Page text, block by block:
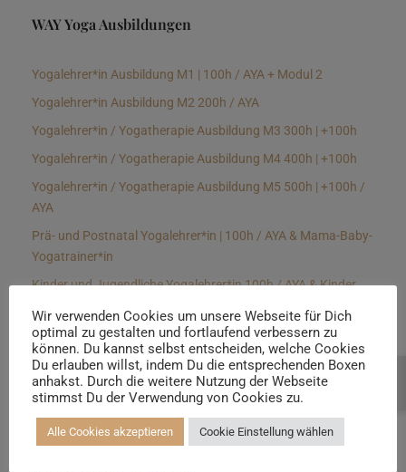
WAY Yoga Ausbildungen
Yogalehrer*in Ausbildung M1 | 100h / AYA + Modul 2
Yogalehrer*in Ausbildung M2 200h / AYA
Yogalehrer*in / Yogatherapie Ausbildung M3 300h | +100h
Yogalehrer*in / Yogatherapie Ausbildung M4 400h | +100h
Yogalehrer*in / Yogatherapie Ausbildung M5 500h | +100h /
AYA
Prä- und Postnatal Yogalehrer*in | 100h / AYA & Mama-Baby-
Yogatrainer*in
Kinder und Jugendliche Yogalehrer*in 100h / AYA & Kinder
Yin Yogalehrer*in | 100 h & Faszientrainer*in
Hormon Yogalehrer*in / Yogatherapeut*in &
Stressmanagementtrainer*in | 70h
Longevitytrainer*in
Wir verwenden Cookies um unsere Webseite für Dich
optimal zu gestalten und fortlaufend verbessern zu
können. Du kannst selbst entscheiden, welche Cookies
Du erlauben willst, indem Du die entsprechenden Boxen
anhakst. Durch die weitere Nutzung der Webseite
stimmst Du der Verwendung von Cookies zu.
Alle Cookies akzeptieren Cookie Einstellung wählen
Beratung buchen